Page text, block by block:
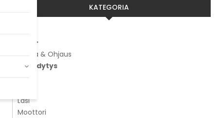
KATEGORIA
Alusta & Ohjaus
Jäähdytys
Jarrut
Lasi
Moottori